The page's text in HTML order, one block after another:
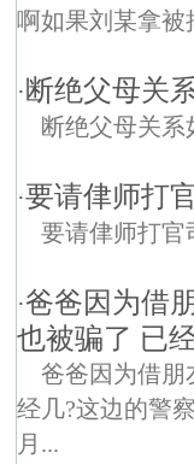
啊如果刘某拿
· 断绝父母关
断绝父母关
·要请侓师打
要请侓师打官
·爸爸因为借
也被骗了 已
爸爸因为借朋
经几?这边的警
月...